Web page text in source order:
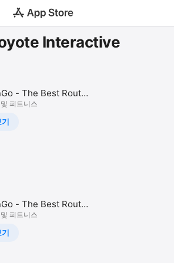
Interactive
- The Best Routes
피트니스
기
- The Best Routes
피트니스
기